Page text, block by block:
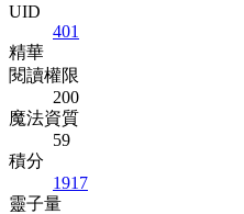
UID
401
精華
閱讀權限
200
魔法資質
59
積分
1917
靈子量